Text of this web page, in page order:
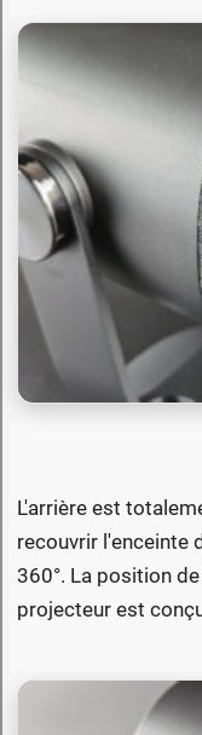
L'arrière est
recouvrir l'enceinte
360°. La position
projecteur est